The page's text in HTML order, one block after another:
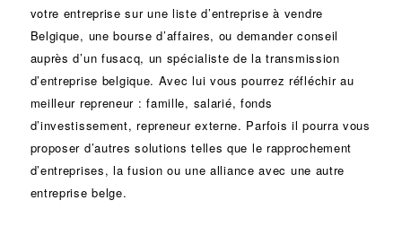
votre entreprise sur une liste d’entreprise à vendre
Belgique, unebourse d’affaires, ou demander conseil
auprès d’un fusacq, un spécialiste de latransmission
d’entreprise belgique. Avec lui vous pourrez réfléchir au
meilleur repreneur :famille, salarié, fonds
d’investissement, repreneur externe. Parfois il pourra vous
proposer d’autres solutions telles que le rapprochement
d’entreprises, lafusion ou unealliance avec une autre
entreprise belge.